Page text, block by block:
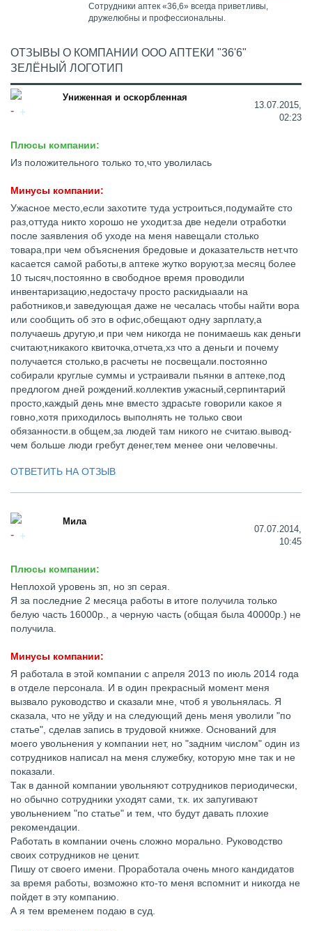
Сотрудники аптек «36,6» всегда приветливы,
дружелюбны и профессиональны.
ОТЗЫВЫ О КОМПАНИИ ООО АПТЕКИ "36'6"
ЗЕЛЁНЫЙ ЛОГОТИП
Униженная и оскорбленная
13.07.2015,
02:23
Плюсы компании:
Из положительного только то,что уволилась
Минусы компании:
Ужасное место,если захотите туда устроиться,подумайте сто
раз,оттуда никто хорошо не уходит.за две недели отработки
после заявления об уходе на меня навещали столько
товара,при чем объяснения бредовые и доказательств нет.что
касается самой работы,в аптеке жутко воруют,за месяц более
10 тысяч,постоянно в свободное время проводили
инвентаризацию,недостачу просто раскидыаали на
работников,и заведующая даже не чесалась чтобы найти вора
или сообщить об это в офис,обещают одну зарплату,а
получаешь другую,и при чем никогда не понимаешь как деньги
считают,никакого квиточка,отчета,хз что а деньги и почему
получается столько,в расчеты не посвещали.постоянно
собирали круглые суммы и устраивали пьянки в аптеке,под
предлогом дней рождений.коллектив ужасный,серпинтарий
просто,каждый день мне вместо здрасьте говорили какое я
говно,хотя приходилось выполнять не только свои
обязанности.в общем,за людей там никого не считаю.вывод-
чем больше люди гребут денег,тем менее они человечны.
ОТВЕТИТЬ НА ОТЗЫВ
Мила
07.07.2014,
10:45
Плюсы компании:
Неплохой уровень зп, но зп серая.
Я за последние 2 месяца работы в итоге получила только
белую часть 16000р., а черную часть (общая была 40000р.) не
получила.
Минусы компании:
Я работала в этой компании с апреля 2013 по июль 2014 года
в отделе персонала. И в один прекрасный момент меня
вызвало руководство и сказали мне, чтоб я увольнялась. Я
сказала, что не уйду и на следующий день меня уволили "по
статье", сделав запись в трудовой книжке. Оснований для
моего увольнения у компании нет, но "задним числом" один из
сотрудников написал на меня служебку, которую мне так и не
показали.
Так в данной компании увольняют сотрудников периодически,
но обычно сотрудники уходят сами, т.к. их запугивают
увольнением "по статье" и тем, что будут давать плохие
рекомендации.
Работать в компании очень сложно морально. Руководство
своих сотрудников не ценит.
Пишу от своего имени. Проработала очень много кандидатов
за время работы, возможно кто-то меня вспомнит и никогда не
пойдет в эту компанию.
А я тем временем подаю в суд.